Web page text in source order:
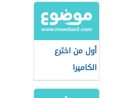
أول من اخترع
الكاميرا